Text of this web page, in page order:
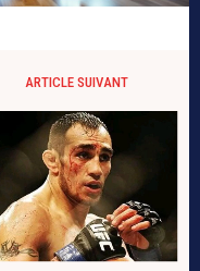
ARTICLE SUIVANT